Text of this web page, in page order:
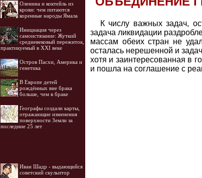
Оленина и коктейль из
крови: чем питаются
коренные народы Ямала
Инициация через
самоистязание: Жуткий
средневековый пережиток,
практикуемый в XXI веке
Остров Пасхи, Америка и
генетика
В Европе детей
рождённых вне брака
больше, чем в браке
Географы создали карты,
отражающие изменения
поверхности Земли за
последние 25 лет
Иван Шадр - выдающийся
советский скульптор
К числу важных задач,
задача ликвидации
массам обеих стран не
осталась нерешенной и
хотя и заинтересованная в
и пошла на соглашение с